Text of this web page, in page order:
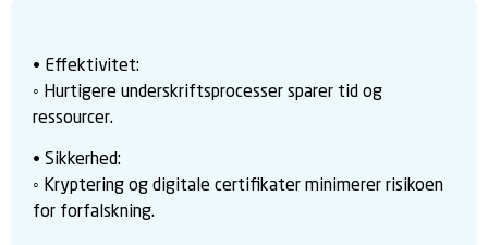
• Effektivitet:
◦ Hurtigere underskriftsprocesser sparer tid og
ressourcer.
• Sikkerhed:
◦ Kryptering og digitale certifikater minimerer risikoen
for forfalskning.